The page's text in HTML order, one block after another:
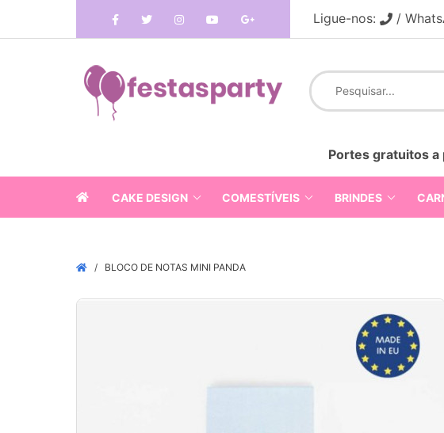
Ligue-nos: /
Portes gratuitos
CAKE DESIGN COMESTÍVEIS BRINDES
BLOCO DE NOTAS MINI PANDA